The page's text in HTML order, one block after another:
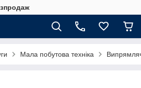
Мала побутова техніка